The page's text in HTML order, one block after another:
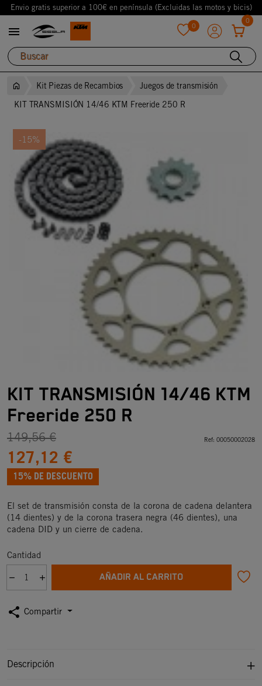
Envio gratis superior a 100€ en península (Excluidas las motos y bicis)
 0
0
Kit Piezas de Recambios
Juegos de transmisión
KIT TRANSMISIÓN 14/46 KTM Freeride 250 R
-15%
KIT TRANSMISIÓN 14/46 KTM
Freeride 250 R
149,56 €
127,12 €
15% DE DESCUENTO
Ref: 00050002028
El set de transmisión consta de la corona de cadena delantera
(14 dientes) y de la corona trasera negra (46 dientes), una
cadena DID y un cierre de cadena.
Cantidad
AÑADIR AL CARRITO
share Compartir
Descripción